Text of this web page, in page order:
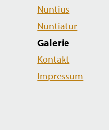
Nuntius
Nuntiatur
Galerie
Kontakt
Impressum